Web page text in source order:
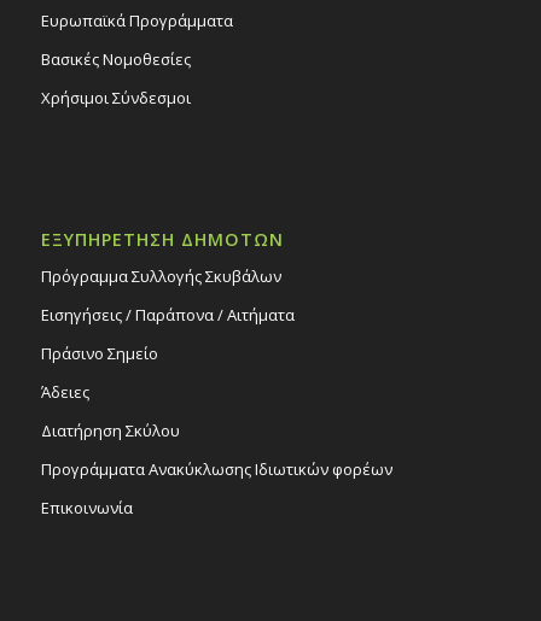
Ευρωπαϊκά Προγράμματα
Βασικές Νομοθεσίες
Χρήσιμοι Σύνδεσμοι
ΕΞΥΠΗΡΕΤΗΣΗ ΔΗΜΟΤΩΝ
Πρόγραμμα Συλλογής Σκυβάλων
Εισηγήσεις / Παράπονα / Αιτήματα
Πράσινο Σημείο
Άδειες
Διατήρηση Σκύλου
Προγράμματα Ανακύκλωσης Ιδιωτικών φορέων
Επικοινωνία